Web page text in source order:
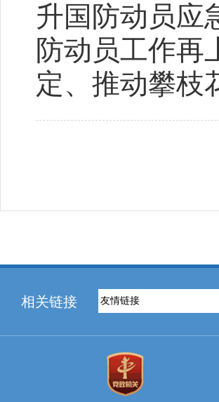
升国防动员应
防动员工作再
定、推动攀枝
相关链接